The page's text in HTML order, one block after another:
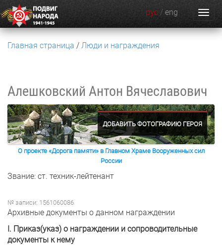
рус / eng
Главная страница Люди и награждения
Алешковский Антон Вячеславович
ДОБАВИТЬ ФОТОГРАФИЮ ГЕРОЯ
О проекте «Дорога памяти» в Главном Храме Вооруженных сил
России
Звание: ст. техник-лейтенант
№ записи: 1561060086
Архивные документы о данном награждении
I. Приказ(указ) о награждении и сопроводительные
документы к нему